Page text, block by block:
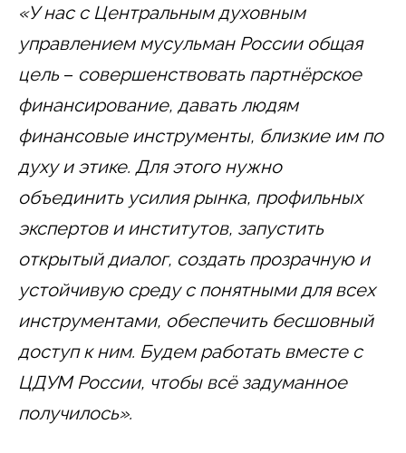
«У нас с Центральным духовным
управлением мусульман России общая
цель – совершенствовать партнёрское
финансирование, давать людям
финансовые инструменты, близкие им по
духу и этике. Для этого нужно
объединить усилия рынка, профильных
экспертов и институтов, запустить
открытый диалог, создать прозрачную и
устойчивую среду с понятными для всех
инструментами, обеспечить бесшовный
доступ к ним. Будем работать вместе с
ЦДУМ России, чтобы всё задуманное
получилось».